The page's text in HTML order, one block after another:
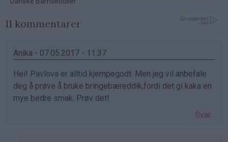
11 kommentarer
Anika - 07.05.2017 - 11:37
Hei! Pavlova er alltid kjempegodt. Men jeg vil anbefale
deg å prøve å bruke bringebæreddik,fordi det gi kaka en
mye bedre smak. Prøv det!
Svar